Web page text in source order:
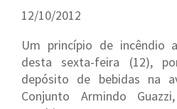
12/10/2012
Um princípio de incêndio
desta sexta-feira (12),
depósito de bebidas na
Conjunto Armindo